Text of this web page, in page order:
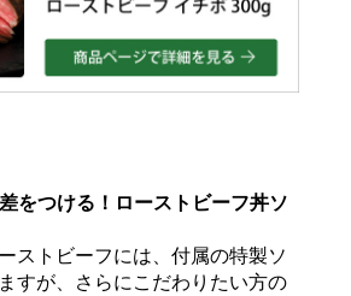
をつける！ローストビーフ丼ソ
ストビーフには、付属の特製ソ
すが、さらにこだわりたい方の